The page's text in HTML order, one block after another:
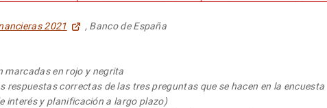
2021
, Banco de España
en rojo y negrita
respuestas correctas de las tres preguntas que se hacen en la encuesta
interés y planificación a largo plazo)